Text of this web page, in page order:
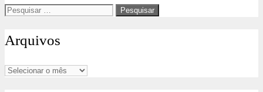
Pesquisar
Arquivos
Arquivos